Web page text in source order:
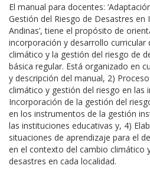
El manual para docentes:
Gestión del Riesgo de Desastres en
Andinas’, tiene el propósito de
incorporación y desarrollo curricular
climático y la gestión del riesgo de
básica regular. Está organizado en
y descripción del manual, 2)
climático y gestión del riesgo en las
Incorporación de la gestión del
en los instrumentos de la gestión
las instituciones educativas y, 4)
situaciones de aprendizaje para el
en el contexto del cambio climático
desastres en cada localidad.